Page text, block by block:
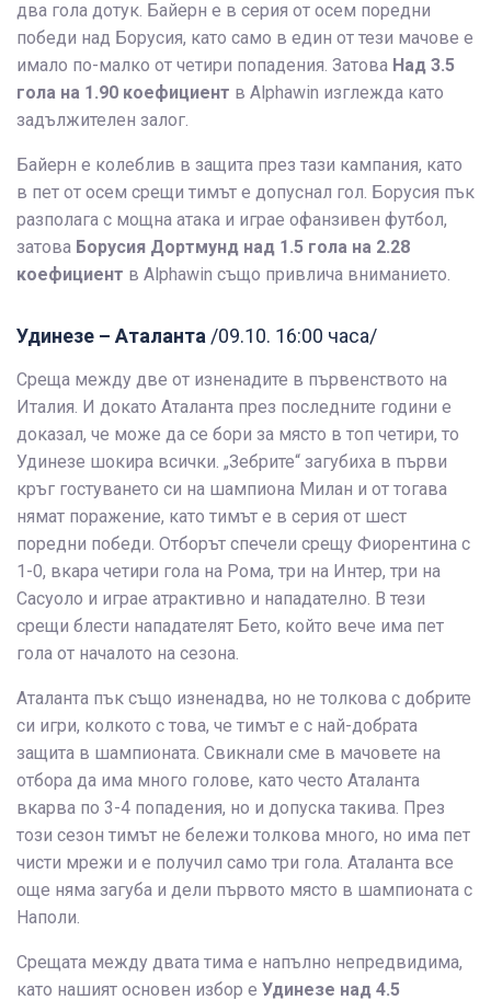
два гола дотук. Байерн е в серия от осем поредни
победи над Борусия, като само в един от тези мачове е
имало по-малко от четири попадения. Затова Над 3.5
гола на 1.90 коефициент в Alphawin изглежда като
задължителен залог.
Байерн е колеблив в защита през тази кампания, като
в пет от осем срещи тимът е допуснал гол. Борусия пък
разполага с мощна атака и играе офанзивен футбол,
затова Борусия Дортмунд над 1.5 гола на 2.28
коефициент в Alphawin също привлича вниманието.
Удинезе – Аталанта /09.10. 16:00 часа/
Среща между две от изненадите в първенството на
Италия. И докато Аталанта през последните години е
доказал, че може да се бори за място в топ четири, то
Удинезе шокира всички. „Зебрите“ загубиха в първи
кръг гостуването си на шампиона Милан и от тогава
нямат поражение, като тимът е в серия от шест
поредни победи. Отборът спечели срещу Фиорентина с
1-0, вкара четири гола на Рома, три на Интер, три на
Сасуоло и играе атрактивно и нападателно. В тези
срещи блести нападателят Бето, който вече има пет
гола от началото на сезона.
Аталанта пък също изненадва, но не толкова с добрите
си игри, колкото с това, че тимът е с най-добрата
защита в шампионата. Свикнали сме в мачовете на
отбора да има много голове, като често Аталанта
вкарва по 3-4 попадения, но и допуска такива. През
този сезон тимът не бележи толкова много, но има пет
чисти мрежи и е получил само три гола. Аталанта все
още няма загуба и дели първото място в шампионата с
Наполи.
Срещата между двата тима е напълно непредвидима,
като нашият основен избор е Удинезе над 4.5